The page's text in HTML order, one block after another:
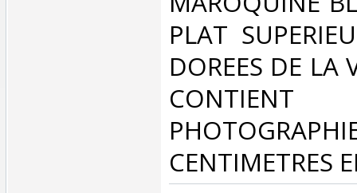
PLAT
DOREES DE LA
CONTIENT
CENTIMETRES